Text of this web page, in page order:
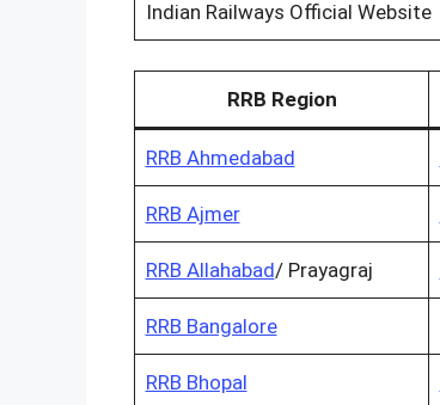
Indian Railways Official Website
RRB Region
RRB Ahmedabad
RRB Ajmer
RRB Allahabad/ Prayagraj
RRB Bangalore
RRB Bhopal